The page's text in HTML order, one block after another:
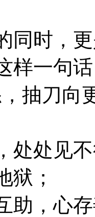
同时，
样一句
抽刀向
处处见
狱；
助，心